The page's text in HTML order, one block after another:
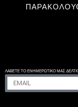
ΛΆΒΕΤΕ ΤΟ ΕΝΗΜΕΡΩΤΙΚΌ ΜΑΣ